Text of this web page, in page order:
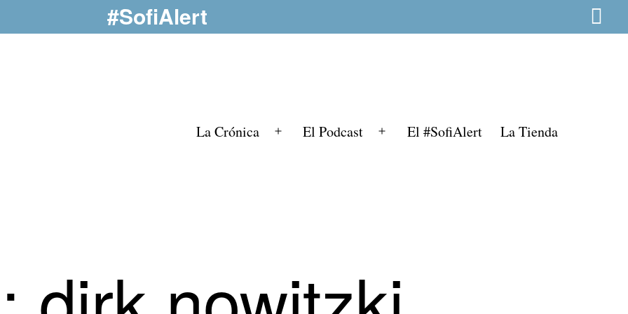
#SofiAlert
La Crónica
AbrirEl Podcast
AbrirEl #SofiAlert La Tienda